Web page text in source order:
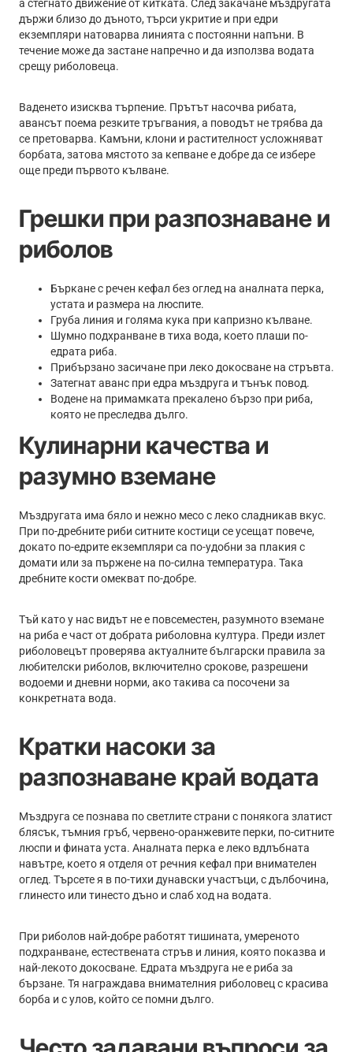
а стегнато движение от китката. След закачане мъздругата
държи близо до дъното, търси укритие и при едри
екземпляри натоварва линията с постоянни напъни. В
течение може да застане напречно и да използва водата
срещу риболовеца.
Ваденето изисква търпение. Прътът насочва рибата,
авансът поема резките тръгвания, а поводът не трябва да
се претоварва. Камъни, клони и растителност усложняват
борбата, затова мястото за кепване е добре да се избере
още преди първото кълване.
Грешки при разпознаване и
риболов
Бъркане с речен кефал без оглед на аналната перка,
устата и размера на люспите.
Груба линия и голяма кука при капризно кълване.
Шумно подхранване в тиха вода, което плаши по-
едрата риба.
Прибързано засичане при леко докосване на стръвта.
Затегнат аванс при едра мъздруга и тънък повод.
Водене на примамката прекалено бързо при риба,
която не преследва дълго.
Кулинарни качества и
разумно вземане
Мъздругата има бяло и нежно месо с леко сладникав вкус.
При по-дребните риби ситните костици се усещат повече,
докато по-едрите екземпляри са по-удобни за плакия с
домати или за пържене на по-силна температура. Така
дребните кости омекват по-добре.
Тъй като у нас видът не е повсеместен, разумното вземане
на риба е част от добрата риболовна култура. Преди излет
риболовецът проверява актуалните български правила за
любителски риболов, включително срокове, разрешени
водоеми и дневни норми, ако такива са посочени за
конкретната вода.
Кратки насоки за
разпознаване край водата
Мъздруга се познава по светлите страни с понякога златист
блясък, тъмния гръб, червено-оранжевите перки, по-ситните
люспи и фината уста. Аналната перка е леко вдлъбната
навътре, което я отделя от речния кефал при внимателен
оглед. Търсете я в по-тихи дунавски участъци, с дълбочина,
глинесто или тинесто дъно и слаб ход на водата.
При риболов най-добре работят тишината, умереното
подхранване, естествената стръв и линия, която показва и
най-лекото докосване. Едрата мъздруга не е риба за
бързане. Тя награждава внимателния риболовец с красива
борба и с улов, който се помни дълго.